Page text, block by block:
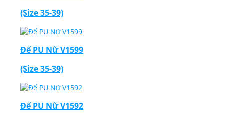
(Size 35-39)
Đế PU Nữ V1599
(Size 35-39)
Đế PU Nữ V1592